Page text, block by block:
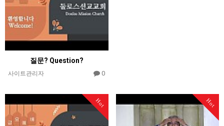
질문? Question?
사이트관리자 0
Hot Hot